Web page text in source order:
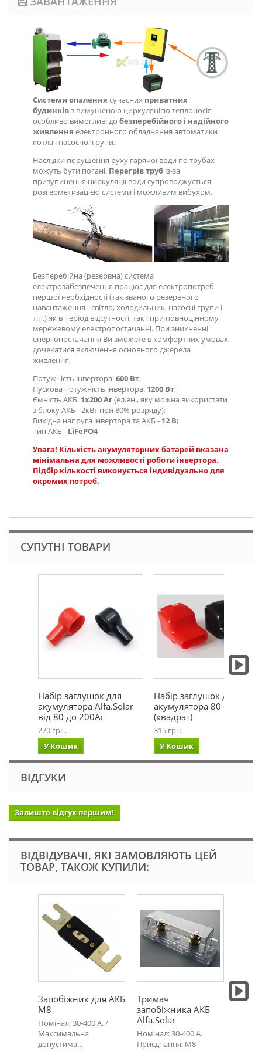
Системи опалення сучасних приватних
будинківз вимушеною циркуляцією теплоносія
особливо вимогливі до безперебійного і надійного
живлення електронного обладнання автоматики
котла і насосної групи.
Наслідки порушення руху гарячої води по трубах
можуть бути погані. Перегрів труб із-за
призупинення циркуляції води супроводжується
розгерметизацією системи і можливим вибухом.
Безперебійна (резервна) система
електрозабезпечення працює для електропотреб
першої необхідності (так званого резервного
навантаження - світло, холодильник, насосні групи і
т.п.) як в період відсутності, так і при повноцінному
мережевому електропостачанні. При зникненні
енергопостачання Ви зможете в комфортних умовах
дочекатися включення основного джерела
живлення.
Потужність інвертора:600 Вт;
Пускова потужність інвертора: 1200 Вт;
Ємність АКБ: 1х200 Аг(ел.ен., яку можна використати
з блоку АКБ - 2кВт при 80% розряду);
Вихідна напруга інвертора та АКБ- 12 В;
Тип АКБ - LiFePO4
Увага! Кількість акумуляторних батарей вказана
мінімальна для можливості роботи інвертора.
Підбір кількості виконується індивідуально для
окремих потреб.
СУПУТНІ ТОВАРИ
Набір заглушок для
акумулятора Alfa.Solar
від 80 до 200Аг
270 грн.
У Кошик
Набір заглушок для
акумулятора 80 - 200Аг
(квадрат)
315 грн.
У Кошик
ВІДГУКИ
Залиште відгук першим!
ВІДВІДУВАЧІ, ЯКІ ЗАМОВЛЯЮТЬ ЦЕЙ
ТОВАР, ТАКОЖ КУПИЛИ:
Запобіжник для АКБ
М8
Номінал: 30-400 А. /
Максимальна
допустима…
Тримач
запобіжника АКБ
Alfa.Solar
Номінал: 30-400 А.
Приєднання: М8